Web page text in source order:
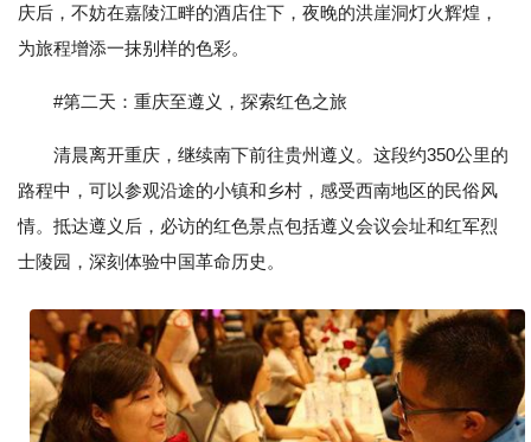
庆后，不妨在嘉陵江畔的酒店住下，夜晚的洪崖洞灯火辉煌，
为旅程增添一抹别样的色彩。
#第二天：重庆至遵义，探索红色之旅
清晨离开重庆，继续南下前往贵州遵义。这段约350公里的
路程中，可以参观沿途的小镇和乡村，感受西南地区的民俗风
情。抵达遵义后，必访的红色景点包括遵义会议会址和红军烈
士陵园，深刻体验中国革命历史。